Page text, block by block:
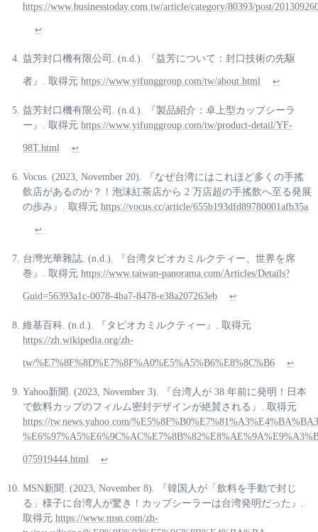
https://www.businesstoday.com.tw/article/category/80393/post/
↩
益芳封口機有限公司. (n.d.). 『益芳について：封口技術の先駆
者』. 取得元 https://www.yifunggroup.com/tw/about.html ↩
益芳封口機有限公司. (n.d.). 『製品紹介：卓上型カップシーラ
ー』. 取得元 https://www.yifunggroup.com/tw/product-detail/YF-
98T.html ↩
Vocus. (2023, November 20). 『なぜ台湾にはこれほど多くの手搖
飲店があるのか？！泡沫紅茶店から 2 万店超の手搖飲へ至る発展
の歩み』. 取得元 https://vocus.cc/article/655b193dfd89780001afb35a
↩
台灣光華雜誌. (n.d.). 『台湾タピオカミルクティー、世界を席
巻』. 取得元 https://www.taiwan-panorama.com/Articles/Details?
Guid=56393a1c-0078-4ba7-8478-e38a207263eb ↩
維基百科. (n.d.). 『タピオカミルクティー』. 取得元
https://zh.wikipedia.org/zh-
tw/%E7%8F%8D%E7%8F%A0%E5%A5%B6%E8%8C%B6 ↩
Yahoo新聞. (2023, November 3). 『台湾人が 38 年前に発明！日本
で飲料カップのフィルム密封デザインが絶賛される』. 取得元
https://tw.news.yahoo.com/
075919444.html ↩
MSN新聞. (2023, November 8). 『韓国人が「飲料を手動で封じ
る」様子に台湾人が驚き！カップシーラーは台湾発明だった』.
取得元 https://www.msn.com/zh-